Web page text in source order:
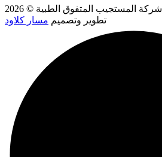
شركة المستجيب المتفوق الطبية © 2026
تطوير وتصميم مسار كلاود